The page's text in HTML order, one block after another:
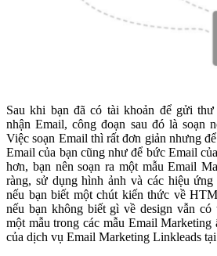
Sau khi bạn đã có tài khoản để gửi
nhận Email, công đoạn sau đó là soạn
Việc soạn Email thì rất đơn giản nhưng
Email của bạn cũng như để bức Email
hơn, bạn nên soạn ra một mẫu Email
ràng, sử dụng hình ảnh và các hiệu
nếu bạn biết một chút kiến thức về
nếu bạn không biết gì về design vẫn
một mẫu trong các mẫu Email Marketing
của dịch vụ Email Marketing Linkleads